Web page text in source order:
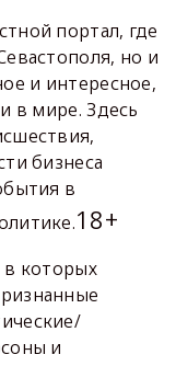
портал, где
но и
и интересное,
в мире. Здесь
бизнеса
в
18+
которых
и